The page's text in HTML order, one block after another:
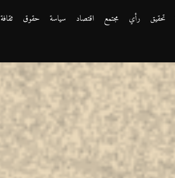
تحقيق رأي مجتمع اقتصاد سياسة حقوق
ثقافة